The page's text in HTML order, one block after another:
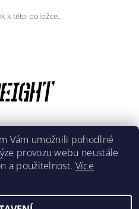
k této položce.
Vám umožnili pohodlné
provozu webu neustále
a použitelnost. Více